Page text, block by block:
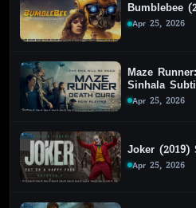
Bumblebee
Apr 25, 2026
Maze
Sinhala
Apr 25, 2026
Joker (2019)
Apr 25, 2026